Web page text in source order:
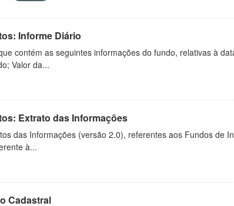
Informe Diário
contém as seguintes informações do fundo, relativas à
Valor da...
Extrato das Informações
das Informações (versão 2.0), referentes aos Fundos de
à...
Cadastral